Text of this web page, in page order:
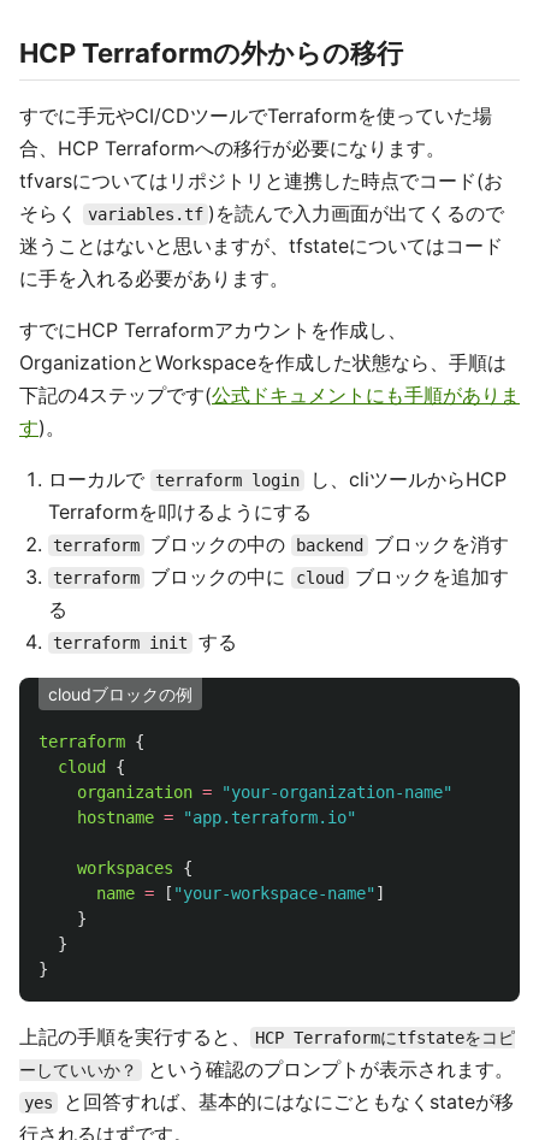
HCP Terraformの外からの移行
すでに手元やCI/CDツールでTerraformを使っていた場
合、HCP Terraformへの移行が必要になります。
tfvarsについてはリポジトリと連携した時点でコード(お
そらく
variables.tf )を読んで入力画面が出てくるので
迷うことはないと思いますが、tfstateについてはコード
に手を入れる必要があります。
すでにHCP Terraformアカウントを作成し、
OrganizationとWorkspaceを作成した状態なら、手順は
下記の4ステップです(公式ドキュメントにも手順がありま
す)。
ローカルで terraform login
し、cliツールからHCP
Terraformを叩けるようにする
terraform ブロックの中の backend ブロックを消す
terraform ブロックの中に cloud
ブロックを追加す
る
terraform init する
cloudブロックの例
terraform {
cloud
{
organization =
"your-organization-name"
hostname = "app.terraform.io"
workspaces
{
name = [ "your-workspace-name" ]
}
}
}
上記の手順を実行すると、
HCP Terraformにtfstateをコピ
ーしていいか？
という確認のプロンプトが表示されます。
yes
と回答すれば、基本的にはなにごともなくstateが移
行されるはずです。